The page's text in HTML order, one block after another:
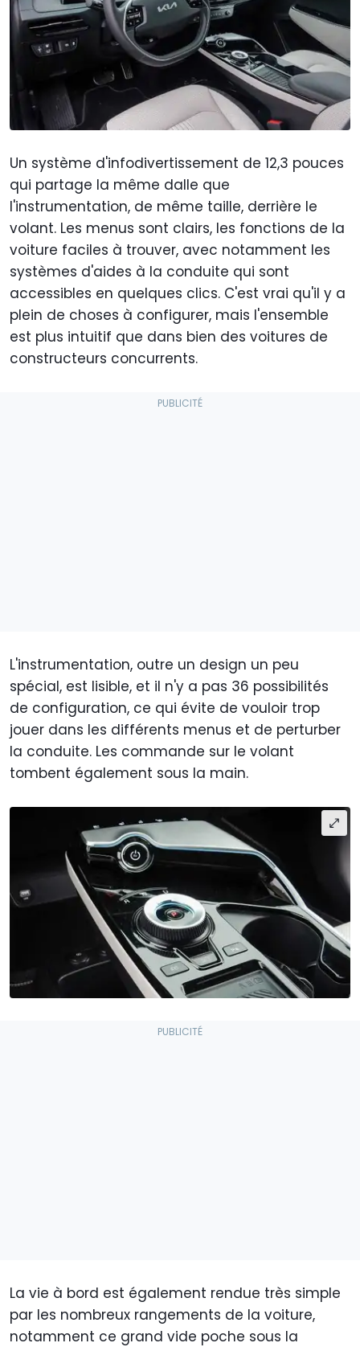
Un système d'infodivertissement de 12,3 pouces
qui partage la même dalle que
l'instrumentation, de même taille, derrière le
volant. Les menus sont clairs, les fonctions de la
voiture faciles à trouver, avec notamment les
systèmes d'aides à la conduite qui sont
accessibles en quelques clics. C'est vrai qu'il y a
plein de choses à configurer, mais l'ensemble
est plus intuitif que dans bien des voitures de
constructeurs concurrents.
L'instrumentation, outre un design un peu
spécial, est lisible, et il n'y a pas 36 possibilités
de configuration, ce qui évite de vouloir trop
jouer dans les différents menus et de perturber
la conduite. Les commande sur le volant
tombent également sous la main.
La vie à bord est également rendue très simple
par les nombreux rangements de la voiture,
notamment ce grand vide poche sous la